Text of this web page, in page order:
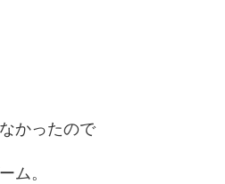
かったので
ム。